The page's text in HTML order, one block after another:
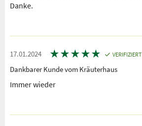
Danke.
17.01.2024 ★★★★★ VERIFIZIERT
Dankbarer Kunde vom Kräuterhaus
Immer wieder